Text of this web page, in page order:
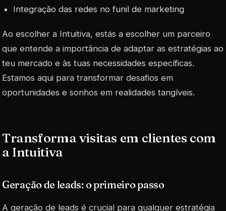
Integração das redes no funil de marketing
Ao escolher a Intuitiva, estás a escolher um parceiro
que entende a importância de adaptar as estratégias ao
teu mercado e às tuas necessidades específicas.
Estamos aqui para transformar desafios em
oportunidades e sonhos em realidades tangíveis.
Transforma visitas em clientes com
a Intuitiva
Geração de leads: o primeiro passo
A geração de leads é crucial para qualquer estratégia